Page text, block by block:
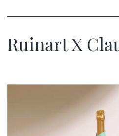
Ruinart X